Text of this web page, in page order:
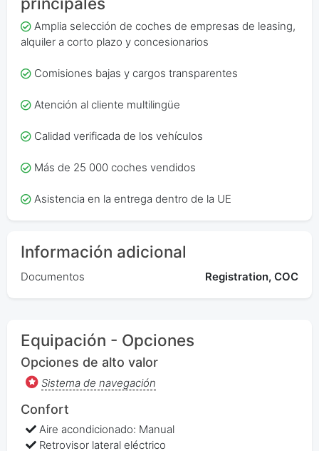
Amplia selección de coches de empresas de leasing,
alquiler a corto plazo y concesionarios
Comisiones bajas y cargos transparentes
Atención al cliente multilingüe
Calidad verificada de los vehículos
Más de 25 000 coches vendidos
Asistencia en la entrega dentro de la UE
Información adicional
Documentos Registration, COC
Equipación - Opciones
Opciones de alto valor
Sistema de navegación
Confort
Aire acondicionado: Manual
Retrovisor lateral eléctrico